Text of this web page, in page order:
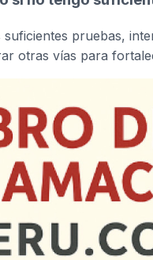
suficientes pruebas,
otras vías para